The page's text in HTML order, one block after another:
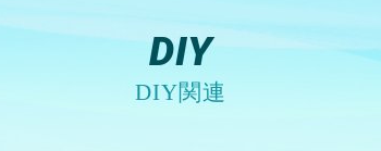
DIY
DIY関連